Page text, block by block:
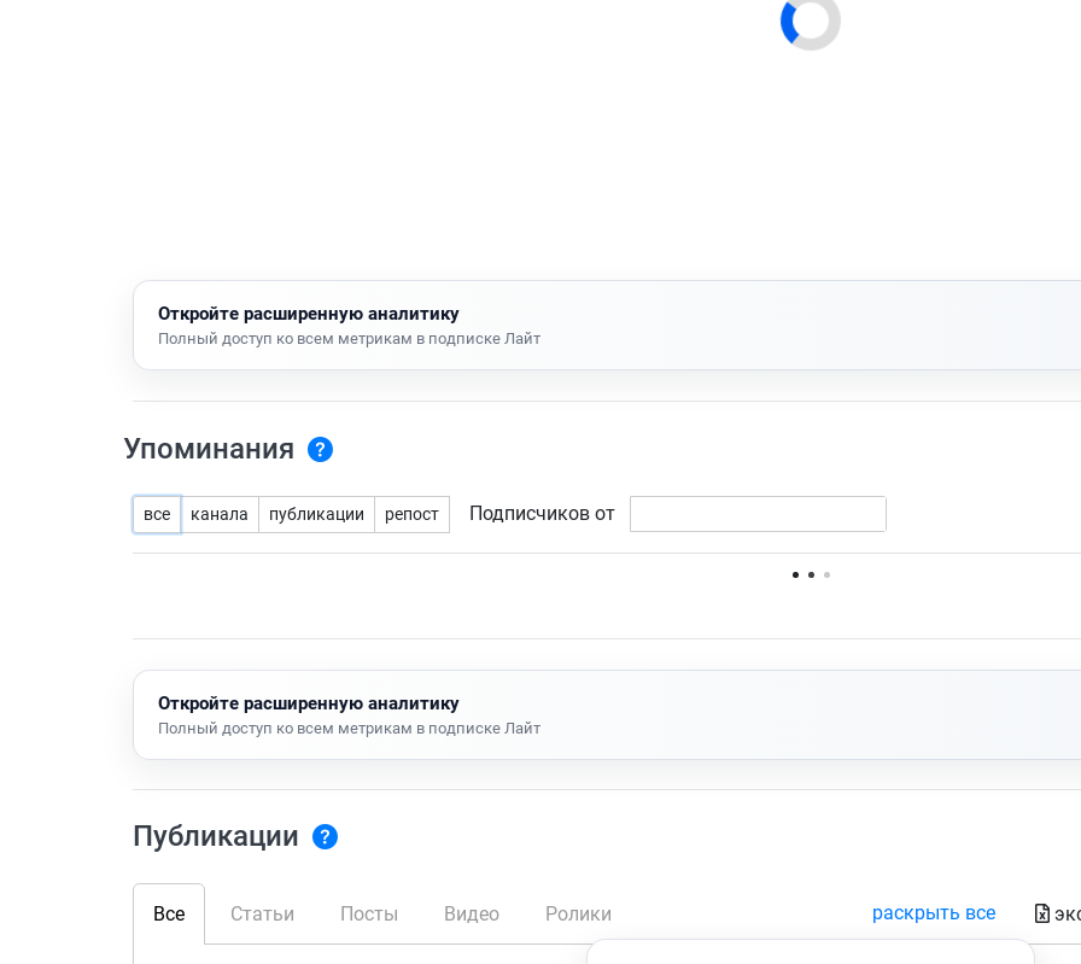
Откройте расширенную аналитику
Полный доступ ко всем метрикам в подписке Лайт
Упоминания
все канала публикации репост Подписчиков от
Нет доступных упоминаний.
Откройте расширенную аналитику
Полный доступ ко всем метрикам в подписке Лайт
Публикации
Все Статьи Посты Видео Ролики раскрыть все